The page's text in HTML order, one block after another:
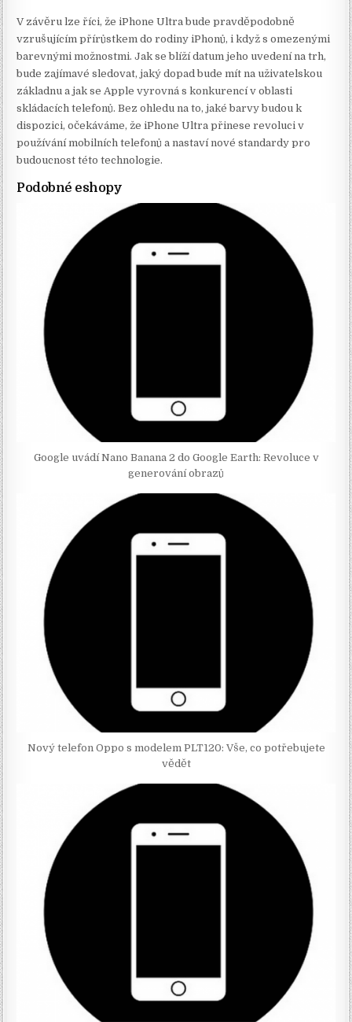
V závěru lze říci, že iPhone Ultra bude pravděpodobně
vzrušujícím přírůstkem do rodiny iPhonů, i když s omezenými
barevnými možnostmi. Jak se blíží datum jeho uvedení na trh,
bude zajímavé sledovat, jaký dopad bude mít na uživatelskou
základnu a jak se Apple vyrovná s konkurencí v oblasti
skládacích telefonů. Bez ohledu na to, jaké barvy budou k
dispozici, očekáváme, že iPhone Ultra přinese revoluci v
používání mobilních telefonů a nastaví nové standardy pro
budoucnost této technologie.
Podobné eshopy
Google uvádí Nano Banana 2 do Google Earth: Revoluce v
generování obrazů
Nový telefon Oppo s modelem PLT120: Vše, co potřebujete
vědět